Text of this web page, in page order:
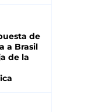
de
a Brasil
de la